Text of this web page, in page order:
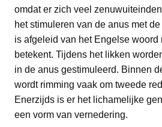
omdat er zich veel
het stimuleren van de anus met
is afgeleid van het Engelse woord
betekent. Tijdens het likken
in de anus gestimuleerd. Binnen
wordt rimming vaak om tweede
Enerzijds is er het lichamelijke
een vorm van vernedering.